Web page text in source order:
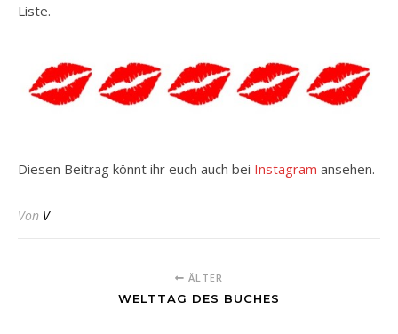
Liste.
Diesen Beitrag könnt ihr euch auch bei Instagram ansehen.
Von V
ÄLTER
WELTTAG DES BUCHES